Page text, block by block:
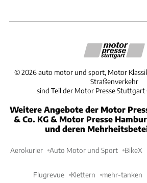
©2026 auto motor und sport, Motor
Straßenverkehr
sind Teil der Motor Presse Stuttgart
Weitere Angebote der Motor
& Co. KG & Motor Presse
und deren
Aerokurier Auto Motor und Sport BikeX
Flugrevue Klettern mehr-tanken